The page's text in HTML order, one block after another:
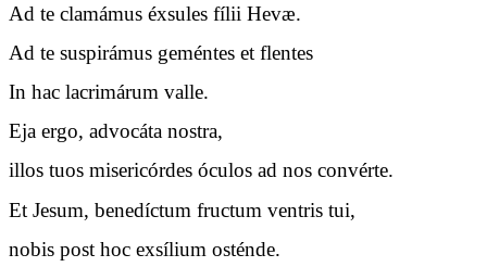
Ad te clamámus éxsules fílii Hevæ.
Ad te suspirámus geméntes et flentes
In hac lacrimárum valle.
Eja ergo, advocáta nostra,
illos tuos misericórdes óculos ad nos convérte.
Et Jesum, benedíctum fructum ventris tui,
nobis post hoc exsílium osténde.